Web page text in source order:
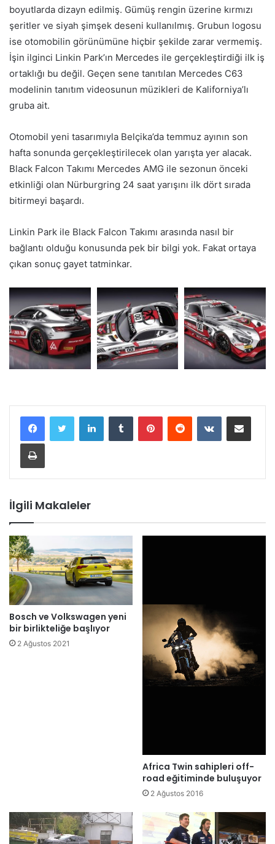
boyutlarda dizayn edilmiş. Gümüş rengin üzerine kırmızı
şeritler ve siyah şimşek deseni kullanılmış. Grubun logosu
ise otomobilin görünümüne hiçbir şekilde zarar vermemiş.
İşin ilginci Linkin Park’ın Mercedes ile gerçekleştirdiği ilk iş
ortaklığı bu değil. Geçen sene tanıtılan Mercedes C63
modelinin tanıtım videosunun müzikleri de Kaliforniya’lı
gruba ait.
Otomobil yeni tasarımıyla Belçika’da temmuz ayının son
hafta sonunda gerçekleştirilecek olan yarışta yer alacak.
Black Falcon Takımı Mercedes AMG ile sezonun önceki
etkinliği olan Nürburgring 24 saat yarışını ilk dört sırada
bitirmeyi başardı.
Linkin Park ile Black Falcon Takımı arasında nasıl bir
bağlantı olduğu konusunda pek bir bilgi yok. Fakat ortaya
çıkan sonuç gayet tatminkar.
İlgili Makaleler
Bosch ve Volkswagen yeni
bir birlikteliğe başlıyor
2 Ağustos 2021
Africa Twin sahipleri off-
road eğitiminde buluşuyor
2 Ağustos 2016